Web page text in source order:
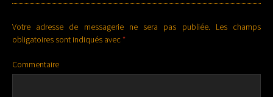
Votre adresse de messagerie ne sera pas publiée. Les champs
obligatoires sont indiqués avec*
Commentaire